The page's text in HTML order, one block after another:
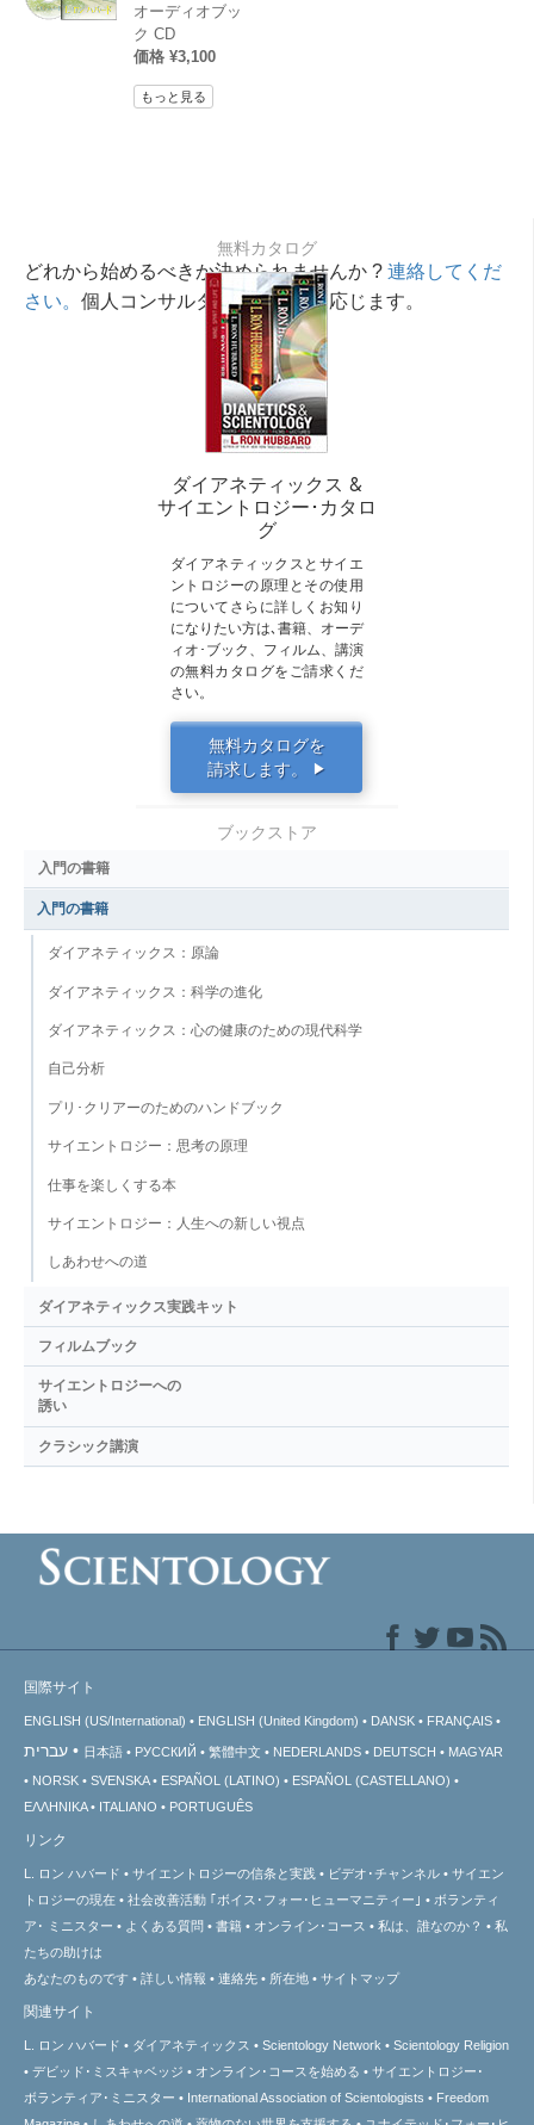
オーディオブッ
ク CD
価格 ¥3,100
もっと見る
どれから始めるべきか決められませんか ? 連絡してくだ
さい。 個人コンサルタントが相談に応じます。
無料カタログ
ダイアネティックス &
サイエントロジー･カタロ
グ
ダイアネティックスとサイエ
ントロジーの原理とその使用
についてさらに詳しくお知り
になりたい方は､書籍、オーデ
ィオ･ブック、フィルム、講演
の無料カタログをご請求くだ
さい。
無料カタログを
請求します。
▶
ブックストア
入門の書籍
入門の書籍
ダイアネティックス：原論
ダイアネティックス：科学の進化
ダイアネティックス：心の健康のための現代科学
自己分析
プリ･クリアーのためのハンドブック
サイエントロジー：思考の原理
仕事を楽しくする本
サイエントロジー：人生への新しい視点
しあわせへの道
ダイアネティックス実践キット
フィルムブック
サイエントロジーへの
誘い
クラシック講演
国際サイト
ENGLISH (US/International) ENGLISH (United Kingdom) DANSK FRANÇAIS
עברית 日本語 РУССКИЙ 繁體中文 NEDERLANDS DEUTSCH
MAGYAR
NORSK
SVENSKA ESPAÑOL (LATINO)
ESPAÑOL (CASTELLANO)
ΕΛΛΗΝΙΚA
ITALIANO PORTUGUÊS
リンク
L. ロン ハバード サイエントロジーの信条と実践 ビデオ･チャンネル
サイエン
トロジーの現在 社会改善活動 ｢ボイス･フォー･ヒューマニティー｣
ボランティ
ア･
ミニスター よくある質問 書籍 オンライン･コース 私は、誰なのか？
私
たちの助けは
あなたのものです
詳しい情報 連絡先 所在地 サイトマップ
関連サイト
L. ロン ハバード ダイアネティックス Scientology Network
Scientology Religion
デビッド･ミスキャベッジ
オンライン･コースを始める
サイエントロジー･
ボランティア･ミニスター
International Association of Scientologists
Freedom